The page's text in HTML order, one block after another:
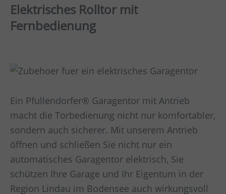
Elektrisches Rolltor mit
Fernbedienung
Ein Pfullendorfer® Garagentor mit Antrieb
macht die Torbedienung nicht nur komfortabler,
sondern auch sicherer. Mit unserem Antrieb
öffnen und schließen Sie nicht nur ein
automatisches Garagentor elektrisch, Sie
schützen Ihre Garage und Ihr Eigentum in der
Region Lindau im Bodensee auch wirkungsvoll